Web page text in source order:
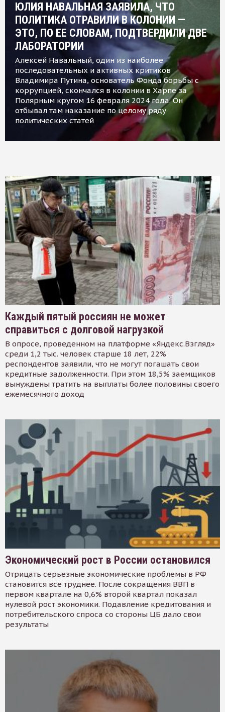
ЮЛИЯ НАВАЛЬНАЯ ЗАЯВИЛА, ЧТО
ПОЛИТИКА ОТРАВИЛИ В КОЛОНИИ —
ЭТО, ПО ЕЕ СЛОВАМ, ПОДТВЕРДИЛИ ДВЕ
ЛАБОРАТОРИИ
Алексей Навальный, один из наиболее
последовательных и активных критиков
Владимира Путина, основатель Фонда борьбы с
коррупцией, скончался в колонии в Харпе за
Полярным кругом 16 февраля 2024 года. Он
отбывал там наказание по целому ряду
политических статей
Каждый пятый россиян не может
справиться с долговой нагрузкой
В опросе, проведенном на платформе «Яндекс.Взгляд»
среди 1,2 тыс. человек старше 18 лет, 22%
респондентов заявили, что не могут погашать свои
кредитные задолженности. При этом 18,5% заемщиков
вынуждены тратить на выплаты более половины своего
ежемесячного доход
Экономический рост в России остановился
Отрицать серьезные экономические проблемы в РФ
становится все труднее. После сокращения ВВП в
первом квартале на 0,6% второй квартал показал
нулевой рост экономики. Подавление кредитования и
потребительского спроса со стороны ЦБ дало свои
результаты